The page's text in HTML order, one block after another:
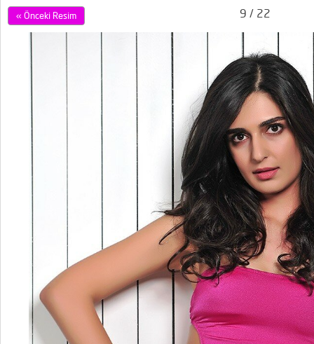
« Önceki Resim 9 / 22